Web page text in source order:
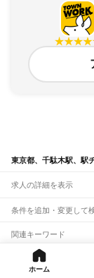
東京都、千駄木駅、駅
求人の詳細を表示
条件を追加・変更して
市区町村を追加・変
東京都
東京都すべて
駅を追加・変更
関連キーワード
完全在宅ワーク 全国
バイトTOP
のアルバイト・バイト
ホーム